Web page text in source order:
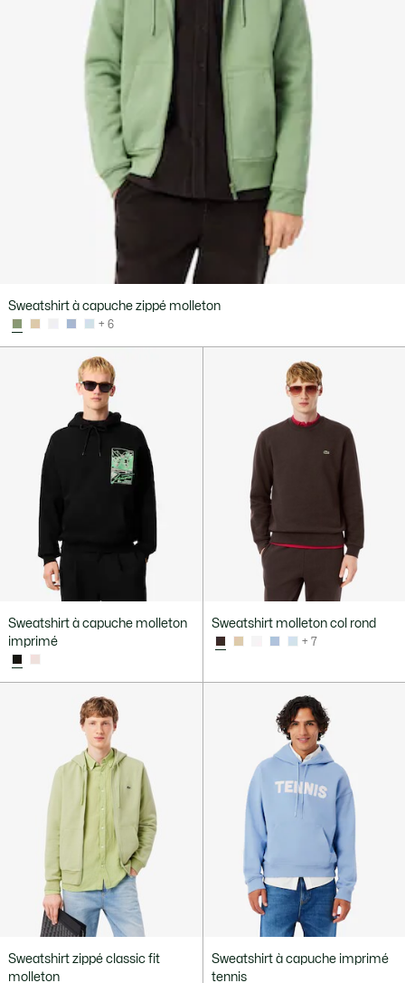
Sweatshirt à capuche zippé molleton
+ 6
Sweatshirt à capuche molleton
imprimé
Sweatshirt molleton col rond
+ 7
Sweatshirt zippé classic fit
molleton
Sweatshirt à capuche imprimé
tennis